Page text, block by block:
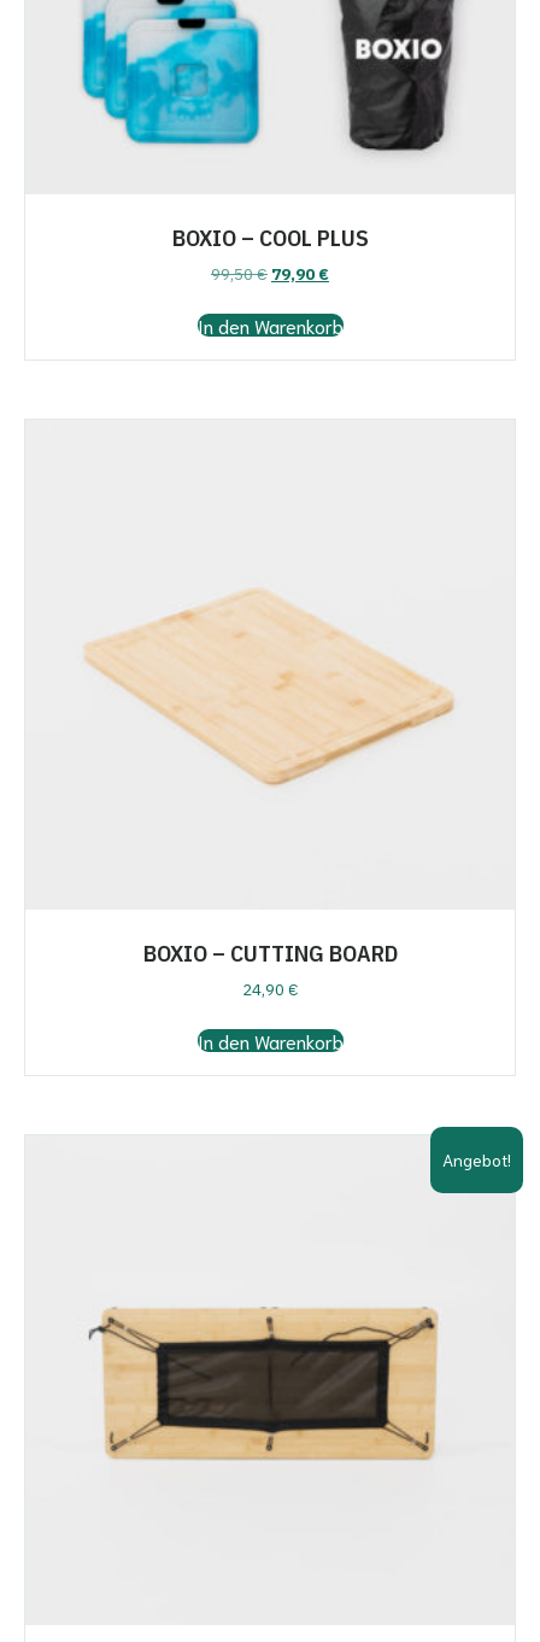
BOXIO – COOL PLUS
99,50€ Ursprünglicher
war:
79,90 €Aktueller
ist:
In den Warenkorb
BOXIO – CUTTING BOARD
24,90 €
In den Warenkorb
Angebot!